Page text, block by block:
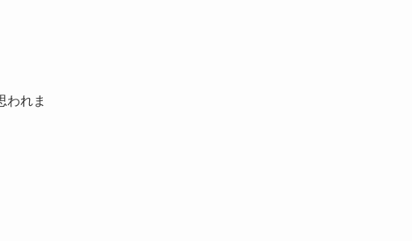
われま